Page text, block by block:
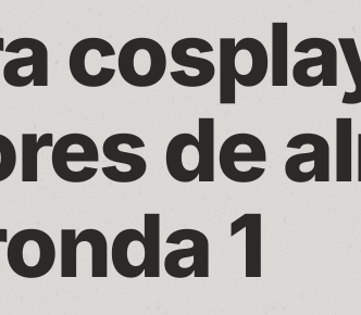
de
1